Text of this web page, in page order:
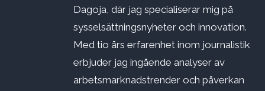
Dagoja, där jag specialiserar mig på
sysselsättningsnyheter och innovation.
Med tio års erfarenhet inom journalistik
erbjuder jag ingående analyser av
arbetsmarknadstrender och påverkan